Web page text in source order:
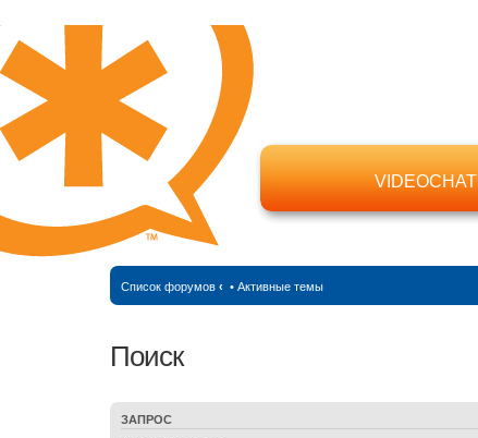
VIDEOCHAT
Список форумов ‹ • Активные темы
Поиск
ЗАПРОС